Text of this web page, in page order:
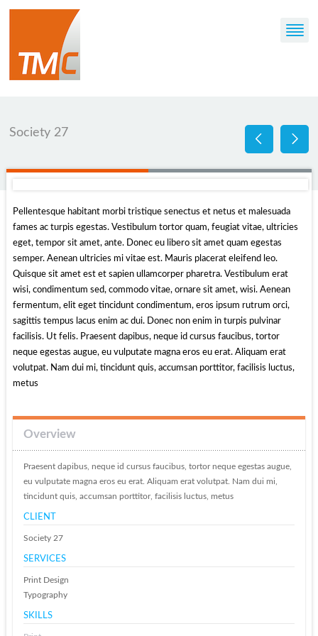
Society 27
Pellentesque habitant morbi tristique senectus et netus et malesuada
fames ac turpis egestas. Vestibulum tortor quam, feugiat vitae, ultricies
eget, tempor sit amet, ante. Donec eu libero sit amet quam egestas
semper. Aenean ultricies mi vitae est. Mauris placerat eleifend leo.
Quisque sit amet est et sapien ullamcorper pharetra. Vestibulum erat
wisi, condimentum sed, commodo vitae, ornare sit amet, wisi. Aenean
fermentum, elit eget tincidunt condimentum, eros ipsum rutrum orci,
sagittis tempus lacus enim ac dui. Donec non enim in turpis pulvinar
facilisis. Ut felis. Praesent dapibus, neque id cursus faucibus, tortor
neque egestas augue, eu vulputate magna eros eu erat. Aliquam erat
volutpat. Nam dui mi, tincidunt quis, accumsan porttitor, facilisis luctus,
metus
Overview
Praesent dapibus, neque id cursus faucibus, tortor neque egestas augue,
eu vulputate magna eros eu erat. Aliquam erat volutpat. Nam dui mi,
tincidunt quis, accumsan porttitor, facilisis luctus, metus
CLIENT
Society 27
SERVICES
Print Design
Typography
SKILLS